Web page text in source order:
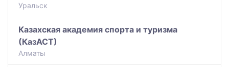
Уральск
Казахская академия спорта и туризма
(КазАСТ)
Алматы